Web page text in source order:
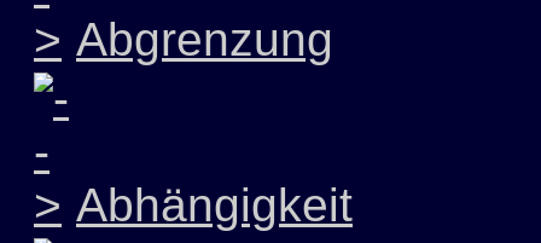
Abgrenzung
Abhängigkeit